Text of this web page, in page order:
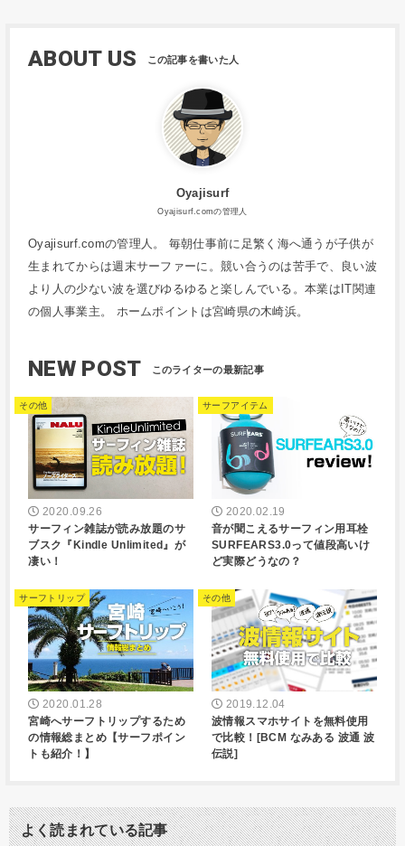
ABOUT US
Oyajisurf
Oyajisurf.comの管理人
Oyajisurf.comの管理人。 毎朝仕事前に足繁く海へ通うが子供が
生まれてからは週末サーファーに。競い合うのは苦手で、良い波
より人の少ない波を選びゆるゆると楽しんでいる。本業はIT関連
の個人事業主。 ホームポイントは宮崎県の木崎浜。
NEW POST
その他
2020.09.26
サーフィン雑誌が読み放題のサ
ブスク『Kindle Unlimited』が
凄い！
サーフアイテム
2020.02.19
音が聞こえるサーフィン用耳栓
SURFEARS3.0って値段高いけ
ど実際どうなの？
サーフトリップ
2020.01.28
宮崎へサーフトリップするため
の情報総まとめ【サーフポイン
トも紹介！】
その他
2019.12.04
波情報スマホサイトを無料使用
で比較！[BCM なみある 波通 波
伝説]
よく読まれている記事